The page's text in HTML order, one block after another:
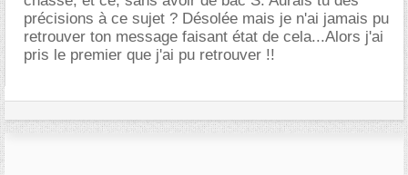
précisions à ce sujet ? Désolée mais je n'ai jamais pu
retrouver ton message faisant état de cela...Alors j'ai
pris le premier que j'ai pu retrouver !!